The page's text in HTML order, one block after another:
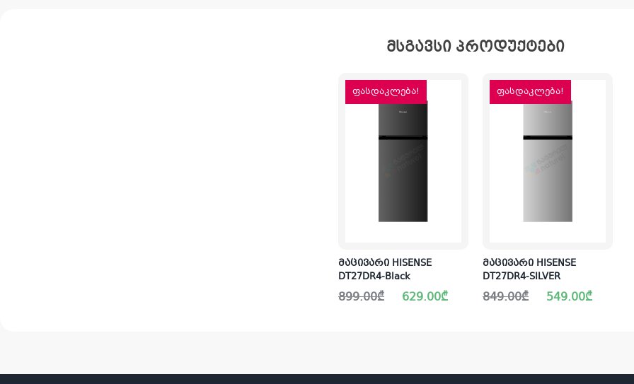
მსგავსი პროდუქტები
ფასდაკლება!
მაცივარი HISENSE
DT27DR4-Black
899.00₾
Original 629.00₾
Current
ფასდაკლება!
მაცივარი HISENSE
DT27DR4-SILVER
849.00₾
Original 549.00₾
Current